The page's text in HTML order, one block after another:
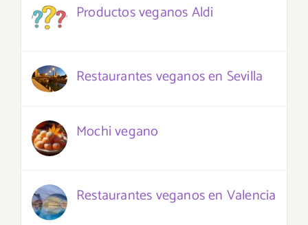
Productos veganos Aldi
Restaurantes veganos en Sevilla
Mochi vegano
Restaurantes veganos en Valencia